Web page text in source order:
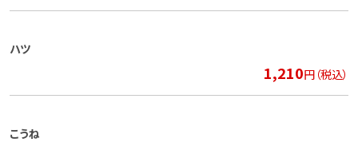
ハツ
1,210円（税込）
こうね